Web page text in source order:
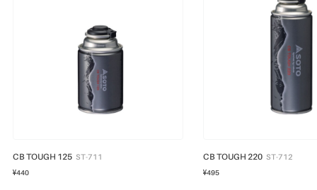
CB TOUGH 125 ST-711
¥440
CB TOUGH 220 ST-712
¥495